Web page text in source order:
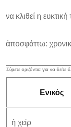
να κλιθεί η ευκτική
ἀποσφάττω:
Ενικός
ἡ χείρ